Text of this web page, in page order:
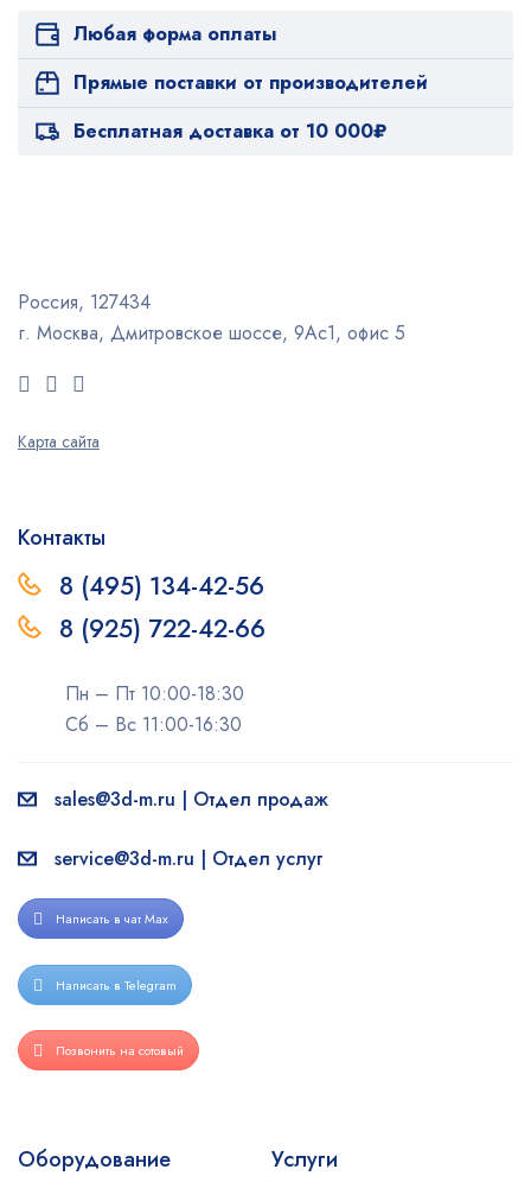
Любая форма оплаты
Прямые поставки от производителей
Бесплатная доставка от 10 000₽
Россия, 127434
г. Москва, Дмитровское шоссе, 9Ас1, офис 5
Карта сайта
Контакты
8 (495) 134-42-56
8 (925) 722-42-66
Пн – Пт 10:00-18:30
Сб – Вс 11:00-16:30
sales@3d-m.ru | Отдел продаж
service@3d-m.ru | Отдел услуг
Написать в чат Max
Написать в Telegram
Позвонить на сотовый
Оборудование Услуги